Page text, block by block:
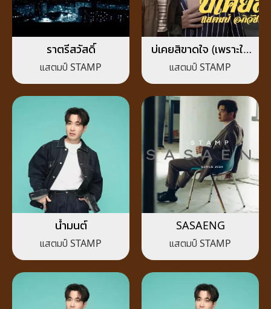
ราตรีสวัสดิ์
แสตมป์ STAMP
บ่เคยสิขาดใจ (เพราะใจ
ไม่เคยขาดเธอ)
แสตมป์ STAMP
น้ำมนต์
แสตมป์ STAMP
SASAENG
แสตมป์ STAMP